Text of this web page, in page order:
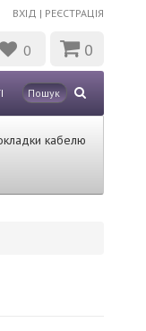
ВХІД | РЕЄСТРАЦІЯ
0 0
кабелю